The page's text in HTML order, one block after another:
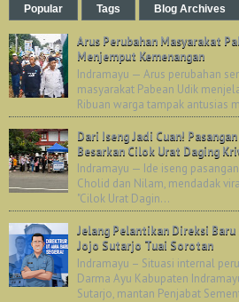
Popular Tags Blog Archives
Arus Perubahan Masyarakat
Menjemput Kemenangan
Indramayu — Arus perubahan
masyarakat Pabean Udik
Ribuan warga tampak antusias
Dari Iseng Jadi Cuan!
Besarkan Cilok Urat Daging
Indramayu — Ide iseng
Cholid dan Nilam, mendadak
"Cilok Urat Dagin...
Jelang Pelantikan Direksi
Jojo Sutarjo Tuai Sorotan
Indramayu – Situasi internal
Darma Ayu Kabupaten
Sutarjo, mantan Penjabat